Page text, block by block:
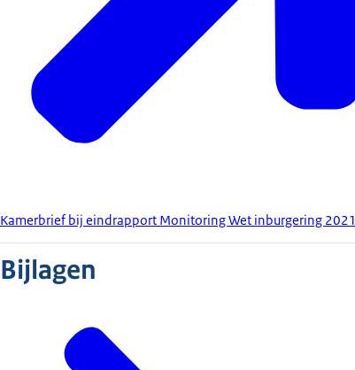
Kamerbrief bij eindrapport Monitoring Wet inburgering 2021
Bijlagen